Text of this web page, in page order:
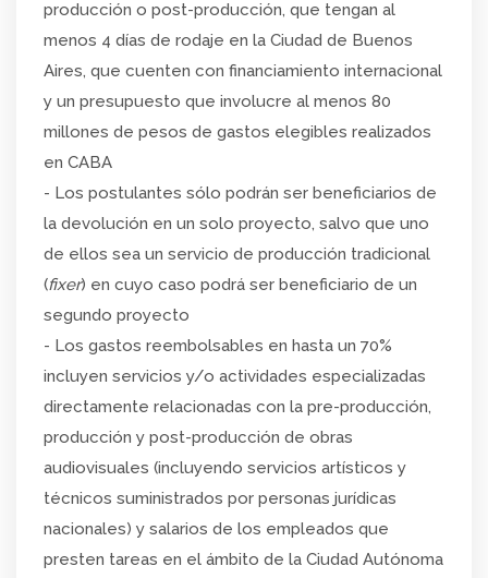
producción o post-producción, que tengan al
menos 4 días de rodaje en la Ciudad de Buenos
Aires, que cuenten con financiamiento internacional
y un presupuesto que involucre al menos 80
millones de pesos de gastos elegibles realizados
en CABA
- Los postulantes sólo podrán ser beneficiarios de
la devolución en un solo proyecto, salvo que uno
de ellos sea un servicio de producción tradicional
(fixer) en cuyo caso podrá ser beneficiario de un
segundo proyecto
- Los gastos reembolsables en hasta un 70%
incluyen servicios y/o actividades especializadas
directamente relacionadas con la pre-producción,
producción y post-producción de obras
audiovisuales (incluyendo servicios artísticos y
técnicos suministrados por personas jurídicas
nacionales) y salarios de los empleados que
presten tareas en el ámbito de la Ciudad Autónoma